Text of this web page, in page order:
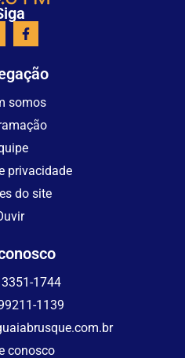
somos
privacidade
do site
1744
1139
conosco